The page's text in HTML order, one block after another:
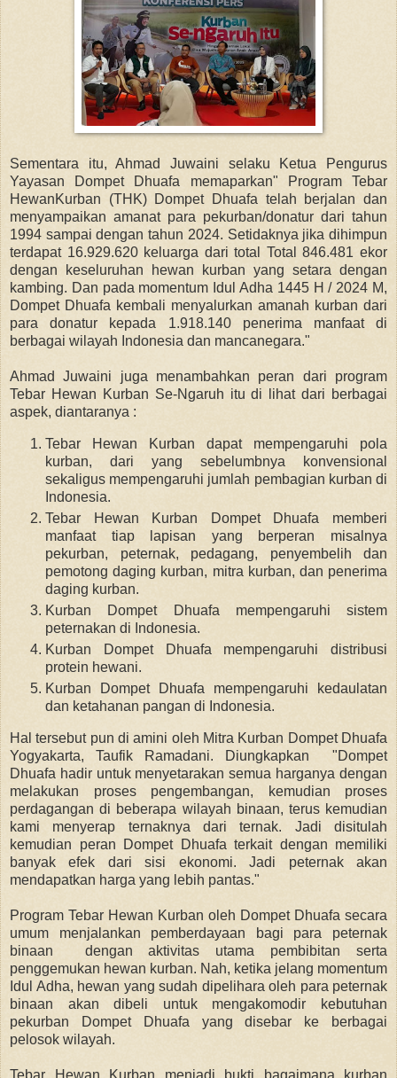
Sementara itu,Ahmad Juwaini selaku Ketua Pengurus
Yayasan Dompet Dhuafa memaparkan"
Program Tebar
HewanKurban (THK) Dompet Dhuafa telah berjalan dan
menyampaikan amanat para pekurban/donatur dari tahun
1994 sampai dengan tahun 2024. Setidaknya jika dihimpun
terdapat 16.929.620 keluarga dari total Total 846.481 ekor
dengan keseluruhan hewan kurban yang setara dengan
kambing. Dan pada momentum Idul Adha 1445 H / 2024 M,
Dompet Dhuafa kembali menyalurkan amanah kurban dari
para donatur kepada 1.918.140 penerima manfaat di
berbagai wilayah Indonesia dan mancanegara."
Ahmad Juwaini juga menambahkan peran dari program
Tebar Hewan Kurban Se-Ngaruh itu di lihat dari berbagai
aspek, diantaranya :
Tebar Hewan Kurban dapat mempengaruhi pola
kurban, dari yang sebelumbnya konvensional
sekaligus mempengaruhi jumlah pembagian kurban di
Indonesia.
Tebar Hewan Kurban Dompet Dhuafa memberi
manfaat tiap lapisan yang berperan misalnya
pekurban, peternak, pedagang, penyembelih dan
pemotong daging kurban, mitra kurban, dan penerima
daging kurban.
Kurban Dompet Dhuafa mempengaruhi sistem
peternakan di Indonesia.
Kurban Dompet Dhuafa mempengaruhi distribusi
protein hewani.
Kurban Dompet Dhuafa mempengaruhi kedaulatan
dan ketahanan pangan di Indonesia.
Hal tersebut pun di amini oleh Mitra Kurban Dompet Dhuafa
Yogyakarta, Taufik Ramadani. Diungkapkan "Dompet
Dhuafa hadir untuk menyetarakan semua harganya dengan
melakukan proses pengembangan, kemudian proses
perdagangan di beberapa wilayah binaan, terus kemudian
kami menyerap ternaknya dari ternak. Jadi disitulah
kemudian peran Dompet Dhuafa terkait dengan memiliki
banyak efek dari sisi ekonomi. Jadi peternak akan
mendapatkan harga yang lebih pantas."
Program Tebar Hewan Kurban oleh Dompet Dhuafa secara
umum menjalankan pemberdayaan bagi para peternak
binaan dengan aktivitas utama pembibitan serta
penggemukan hewan kurban. Nah, ketika jelang momentum
Idul Adha, hewan yang sudah dipelihara oleh para peternak
binaan akan dibeli untuk mengakomodir kebutuhan
pekurban Dompet Dhuafa yang disebar ke berbagai
pelosok wilayah.